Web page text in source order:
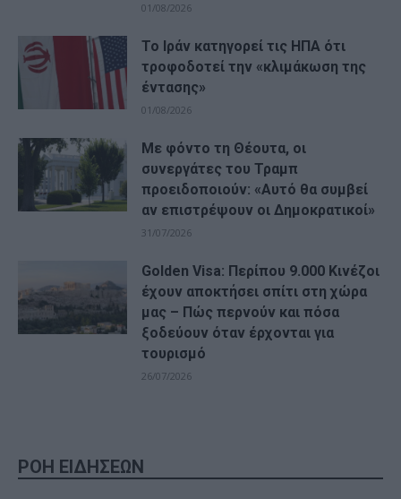
01/08/2026
Το Ιράν κατηγορεί τις ΗΠΑ ότι
τροφοδοτεί την «κλιμάκωση της
έντασης»
01/08/2026
Με φόντο τη Θέουτα, οι
συνεργάτες του Τραμπ
προειδοποιούν: «Αυτό θα συμβεί
αν επιστρέψουν οι Δημοκρατικοί»
31/07/2026
Golden Visa: Περίπου 9.000 Κινέζοι
έχουν αποκτήσει σπίτι στη χώρα
μας – Πώς περνούν και πόσα
ξοδεύουν όταν έρχονται για
τουρισμό
26/07/2026
ΡΟΗ ΕΙΔΗΣΕΩΝ